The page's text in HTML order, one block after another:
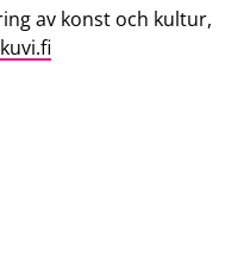
av konst och kultur,